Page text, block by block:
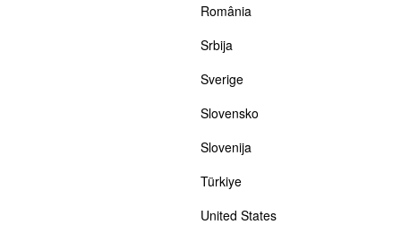
România
Srbija
Sverige
Slovensko
Slovenija
Türkiye
United States